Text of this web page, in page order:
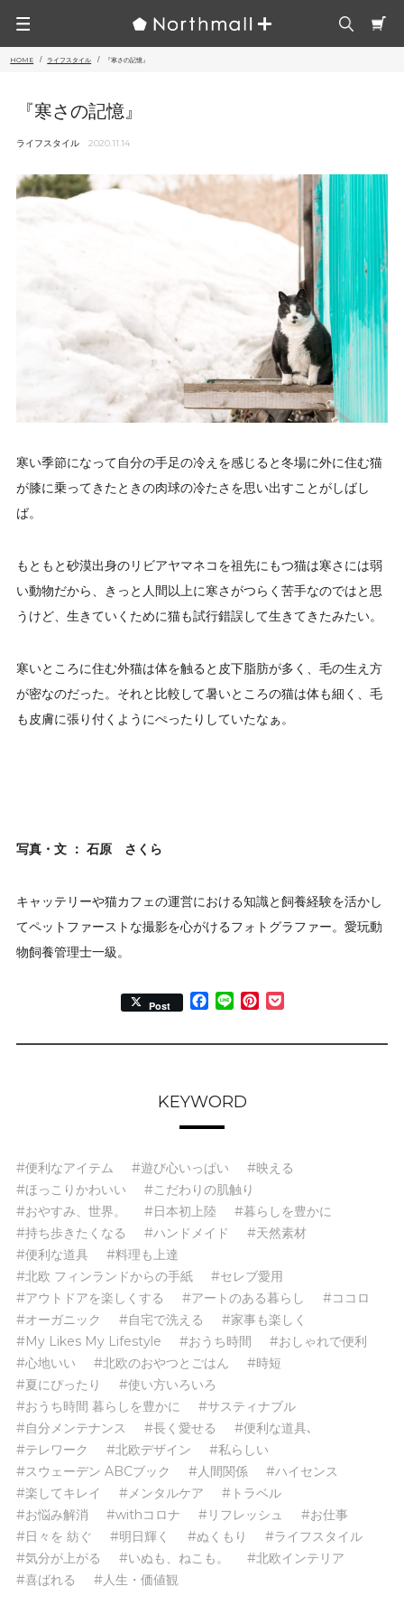
HOME ライフスタイル 『寒さの記憶』
『寒さの記憶』
ライフスタイル 2020.11.14
寒い季節になって自分の手足の冷えを感じると冬場に外に住む猫
が膝に乗ってきたときの肉球の冷たさを思い出すことがしばし
ば。
もともと砂漠出身のリビアヤマネコを祖先にもつ猫は寒さには弱
い動物だから、きっと人間以上に寒さがつらく苦手なのではと思
うけど、生きていくために猫も試行錯誤して生きてきたみたい。
寒いところに住む外猫は体を触ると皮下脂肪が多く、毛の生え方
が密なのだった。それと比較して暑いところの猫は体も細く、毛
も皮膚に張り付くようにぺったりしていたなぁ。
写真・文 ： 石原 さくら
キャッテリーや猫カフェの運営における知識と飼養経験を活かし
てペットファーストな撮影を心がけるフォトグラファー。愛玩動
物飼養管理士一級。
Post Facebook
Line Pinterest
KEYWORD
#便利なアイテム #遊び心いっぱい
#映える
#ほっこりかわいい
#こだわりの肌触り
#おやすみ、世界。
#日本初上陸
#暮らしを豊かに
#持ち歩きたくなる
#ハンドメイド
#天然素材
#便利な道具
#料理も上達
#北欧 フィンランドからの手紙
#セレブ愛用
#アウトドアを楽しくする
#アートのある暮らし
#ココロ
#オーガニック
#自宅で洗える
#家事も楽しく
#My Likes My Lifestyle
#おうち時間
#おしゃれで便利
#心地いい
#北欧のおやつとごはん
#時短
#夏にぴったり
#使い方いろいろ
#おうち時間 暮らしを豊かに
#サスティナブル
#自分メンテナンス
#長く愛せる
#便利な道具､
#テレワーク
#北欧デザイン
#私らしい
#スウェーデン ABCブック
#人間関係
#ハイセンス
#楽してキレイ
#メンタルケア
#トラベル
#お悩み解消
#withコロナ #リフレッシュ
#お仕事
#日々を 紡ぐ
#明日輝く #ぬくもり
#ライフスタイル
#気分が上がる
#いぬも、ねこも。
#北欧インテリア
#喜ばれる
#人生・価値観